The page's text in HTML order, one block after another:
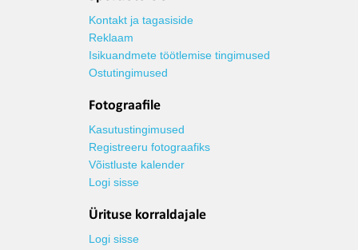
Kontakt ja tagasiside
Reklaam
Isikuandmete töötlemise tingimused
Ostutingimused
Fotograafile
Kasutustingimused
Registreeru fotograafiks
Võistluste kalender
Logi sisse
Ürituse korraldajale
Logi sisse